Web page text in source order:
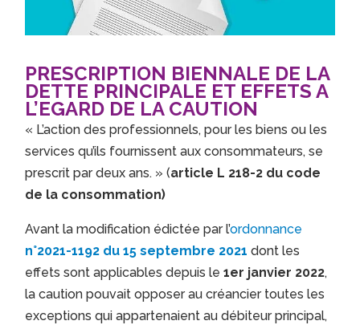
PRESCRIPTION BIENNALE DE LA
DETTE PRINCIPALE ET EFFETS A
L’EGARD DE LA CAUTION
« L’action des professionnels, pour les biens ou les
services qu’ils fournissent aux consommateurs, se
prescrit par deux ans. » (article L 218-2 du code
de la consommation)
Avant la modification édictée par l’ordonnance
n°2021-1192 du 15 septembre 2021 dont les
effets sont applicables depuis le1er janvier 2022,
la caution pouvait opposer au créancier toutes les
exceptions qui appartenaient au débiteur principal,